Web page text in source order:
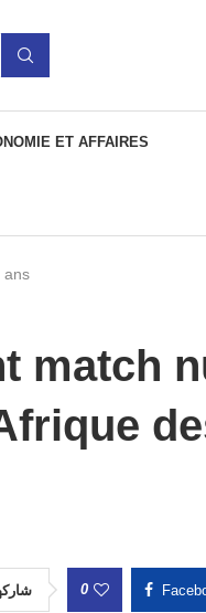
ET AFFAIRES
ans
match
0